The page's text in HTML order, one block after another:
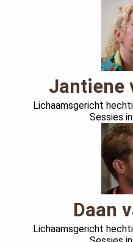
Jantiene
Lichaamsgericht
Sessies
Daan
Lichaamsgericht